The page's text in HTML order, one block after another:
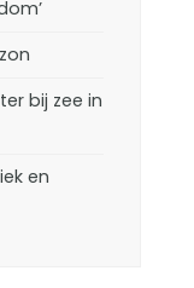
bij zee in
en